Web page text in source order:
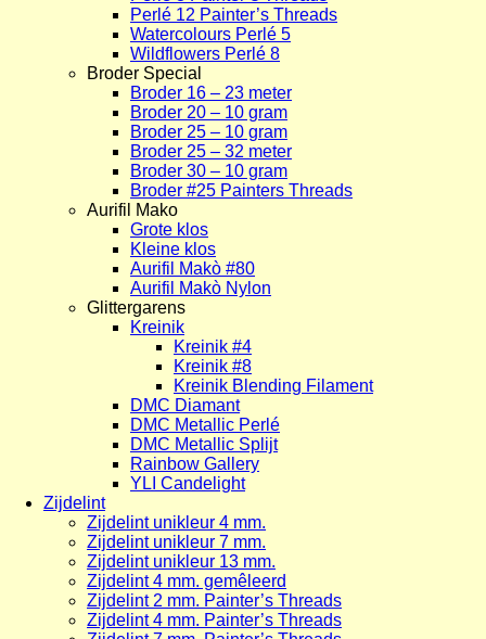
Perlé 12 Painter’s Threads
Watercolours Perlé 5
Wildflowers Perlé 8
Broder Special
Broder 16 – 23 meter
Broder 20 – 10 gram
Broder 25 – 10 gram
Broder 25 – 32 meter
Broder 30 – 10 gram
Broder #25 Painters Threads
Aurifil Mako
Grote klos
Kleine klos
Aurifil Makò #80
Aurifil Makò Nylon
Glittergarens
Kreinik
Kreinik #4
Kreinik #8
Kreinik Blending Filament
DMC Diamant
DMC Metallic Perlé
DMC Metallic Splijt
Rainbow Gallery
YLI Candelight
Zijdelint
Zijdelint unikleur 4 mm.
Zijdelint unikleur 7 mm.
Zijdelint unikleur 13 mm.
Zijdelint 4 mm. gemêleerd
Zijdelint 2 mm. Painter’s Threads
Zijdelint 4 mm. Painter’s Threads